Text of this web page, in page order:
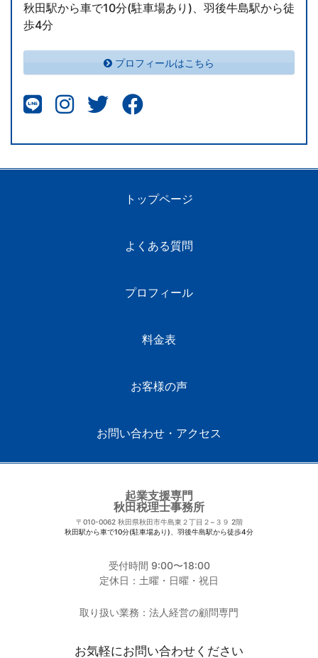
秋田駅から車で10分(駐車場あり)、羽後牛島駅から徒
歩4分
プロフィールはこちら
トップページ
よくある質問
プロフィール
料金表
お客様の声
お問い合わせ・アクセス
起業支援専門
秋田税理士事務所
〒010-0062 秋田県秋田市牛島東２丁目２−３９ 2階
秋田駅から車で10分(駐車場あり)、羽後牛島駅から徒歩4分
受付時間 9:00〜18:00
定休日：土曜・日曜・祝日
取り扱い業務：法人経営の顧問専門
お気軽にお問い合わせください